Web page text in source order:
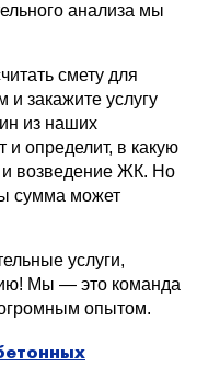
анализа мы
смету для
и закажите услугу
из наших
и определит, в какую
и возведение ЖК. Но
сумма может
услуги,
Мы — это команда
опытом.